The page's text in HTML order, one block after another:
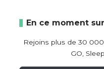
En ce moment
Rejoins plus de 30
GO,